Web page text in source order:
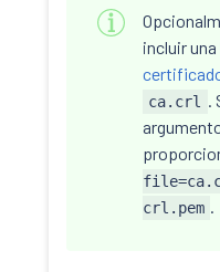
- name:
        secret:
        secret:
incluir una
ca.crl
.
crl.pem .